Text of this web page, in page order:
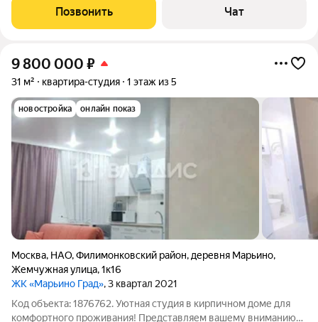
Уникальность, прежде всего, в охраняемой закрытой
территории (можно отпускать
Позвонить Чат
9 800 000 ₽
31 м² квартира-студия 1 этаж из 5
новостройка онлайн показ
Москва, НАО,Филимонковский район, деревня Марьино,
Жемчужная улица,1к16
ЖК «Марьино Град», 3 квартал 2021
Код объекта: 1876762. Уютная студия в кирпичном доме для
комфортного проживания! Представляем вашему вниманию